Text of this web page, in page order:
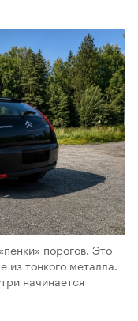
порогов. Это
из тонкого металла.
начинается